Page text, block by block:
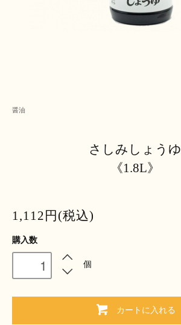
醤油
さしみしょうゆ
《1.8L》
1,112円(税込)
購入数
個
カートに入れる